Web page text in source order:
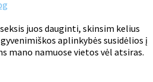
juos dauginti, skinsim kelius
aplinkybės susidėlios į
mano namuose vietos vėl atsiras.